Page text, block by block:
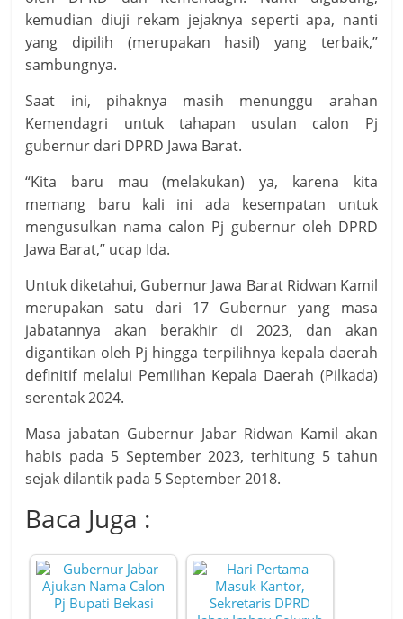
kemudian diuji rekam jejaknya seperti apa, nanti
yang dipilih (merupakan hasil) yang terbaik,”
sambungnya.
Saat ini, pihaknya masih menunggu arahan
Kemendagri untuk tahapan usulan calon Pj
gubernur dari DPRD Jawa Barat.
“Kita baru mau (melakukan) ya, karena kita
memang baru kali ini ada kesempatan untuk
mengusulkan nama calon Pj gubernur oleh DPRD
Jawa Barat,” ucap Ida.
Untuk diketahui, Gubernur Jawa Barat Ridwan Kamil
merupakan satu dari 17 Gubernur yang masa
jabatannya akan berakhir di 2023, dan akan
digantikan oleh Pj hingga terpilihnya kepala daerah
definitif melalui Pemilihan Kepala Daerah (Pilkada)
serentak 2024.
Masa jabatan Gubernur Jabar Ridwan Kamil akan
habis pada 5 September 2023, terhitung 5 tahun
sejak dilantik pada 5 September 2018.
Baca Juga :